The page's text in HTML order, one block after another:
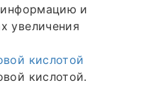
информацию и
увеличения
кислотой
кислотой.